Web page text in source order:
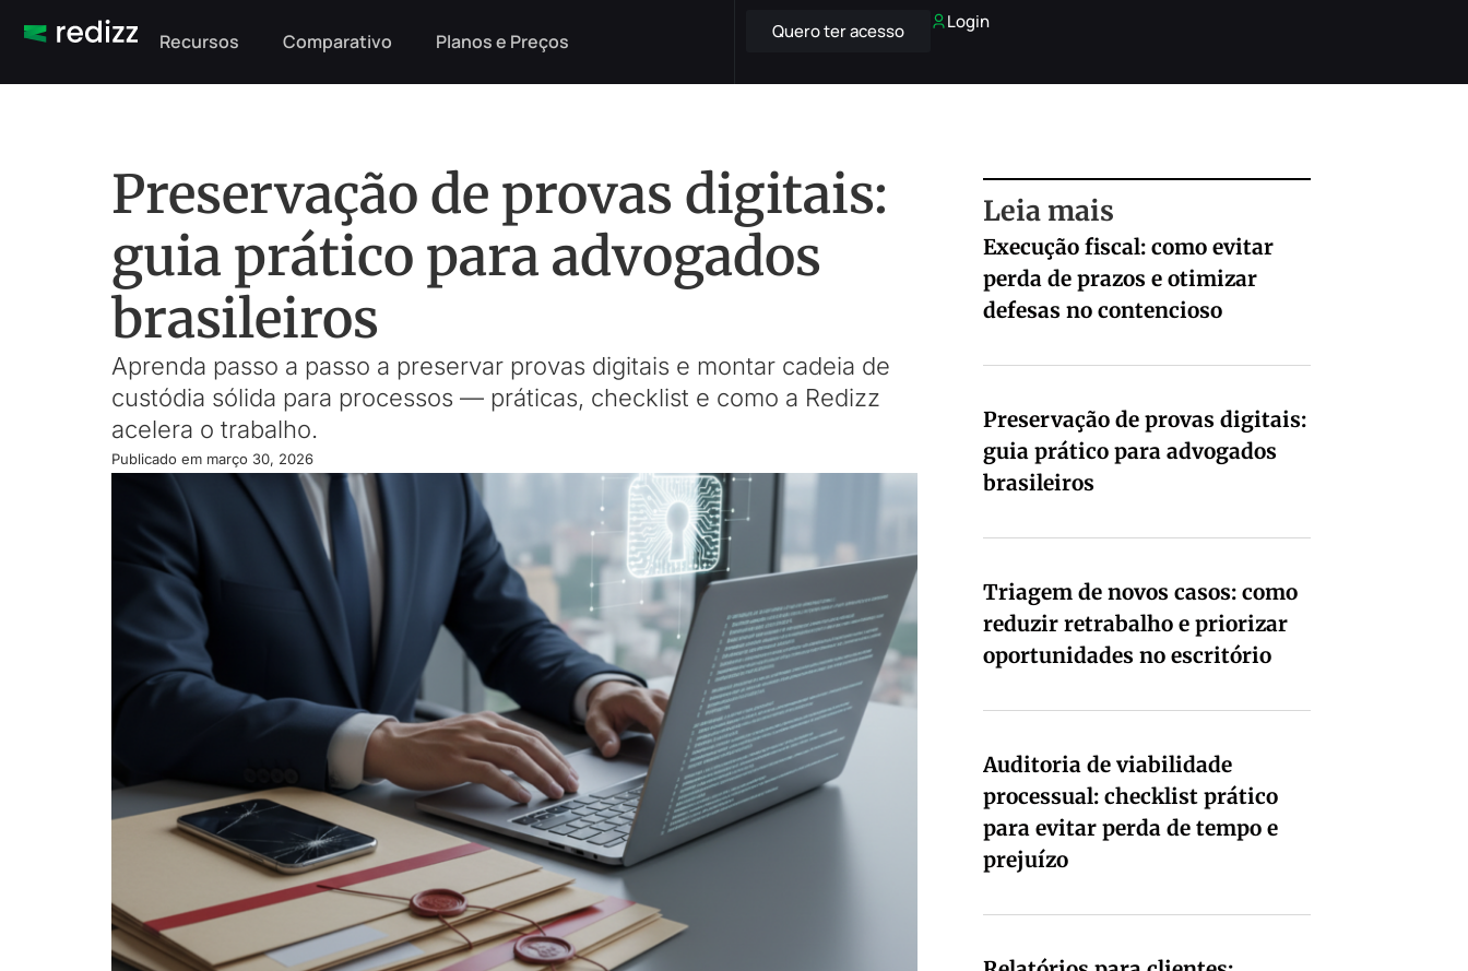
Recursos Comparativo Planos e Preços Quero ter acesso Login
Preservação de provas digitais:
guia prático para advogados
brasileiros
Aprenda passo a passo a preservar provas digitais e montar cadeia de
custódia sólida para processos — práticas, checklist e como a Redizz
acelera o trabalho.
Publicado em março 30, 2026
Leia mais
Execução fiscal: como evitar
perda de prazos e otimizar
defesas no contencioso
Preservação de provas digitais:
guia prático para advogados
brasileiros
Triagem de novos casos: como
reduzir retrabalho e priorizar
oportunidades no escritório
Auditoria de viabilidade
processual: checklist prático
para evitar perda de tempo e
prejuízo